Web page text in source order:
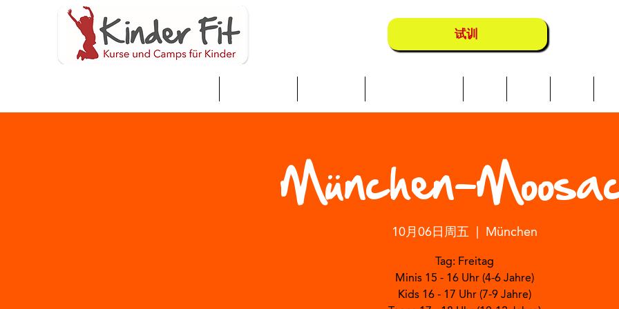
试训
München-
10月06日周五 München
Tag: Freitag
Minis 15 - 16 Uhr (4-6 Jahre)
Kids 16 - 17 Uhr (7-9 Jahre)